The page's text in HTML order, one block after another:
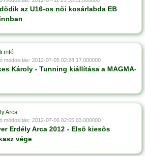
az U16-os nõi kosárlabda EB
módosítás: 2012-07-05 02:28:17.000000
Károly - Tunning kiállítása a MAGMA-
Arca
módosítás: 2012-07-06 02:05:03.000000
Erdély Arca 2012 - Elsõ kiesõs
vége